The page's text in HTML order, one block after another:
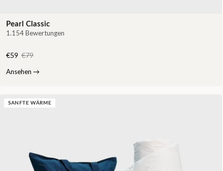
Pearl Classic
1.154 Bewertungen
€59 €79
Ansehen →
SANFTE WÄRME